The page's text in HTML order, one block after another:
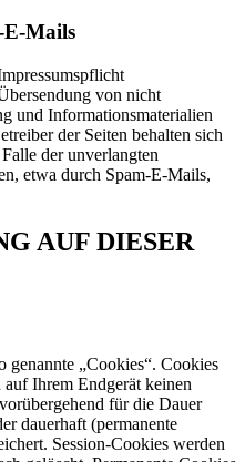
E-Mails
von nicht
und Informationsmaterialien
der Seiten behalten sich
der unverlangten
etwa durch Spam-E-Mails,
AUF DIESER
genannte „Cookies“. Cookies
Ihrem Endgerät keinen
für die Dauer
dauerhaft (permanente
Session-Cookies werden